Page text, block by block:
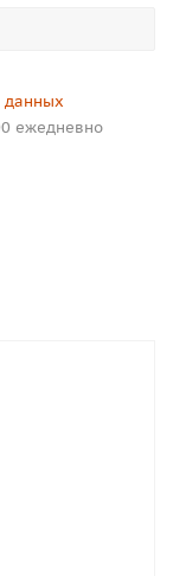
данных
ежедневно